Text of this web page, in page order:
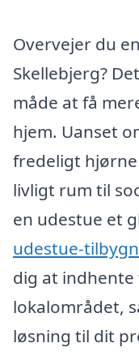
Overvejer du
Skellebjerg?
måde at få
hjem. Uanset
fredeligt
livligt rum til
en udestue et
udestue-
dig at
lokalområdet,
løsning til dit